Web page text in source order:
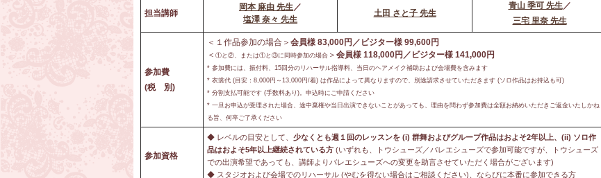
担当講師
岡本 麻由 先生／
塩澤 奈々 先生
土田 さと子 先生
青山 季可 先生／
三宅 里奈 先生
参加費
(税 別)
＜１作品参加の場合＞ 会員様 83,000円／ビジター様 99,600円
＜ ①と②、または①と③に同時参加の場合 ＞ 会員様 118,000円／ビジター様 141,000円
* 参加費には、振付料、15回分のリハーサル指導料、当日のヘアメイク補助および会場費を含みます
* 衣裳代 (目安：8,000円～13,000円/着) は作品によって異なりますので、別途請求させていただきます (ソロ作品はお持込も可)
* 分割支払可能です (手数料あり)。申込時にご申請ください
* 一旦お申込が受理された場合、途中棄権や当日出演できないことがあっても、理由を問わず参加費は全額お納めいただきご返金いたしかね
る旨、何卒ご了承ください
参加資格
◆ レベルの目安として、 少なくとも週１回のレッスンを (i) 群舞およびグループ作品はおよそ2年以上、(ii) ソロ作
品はおよそ5年以上継続されている方 (いずれも、トウシューズ／バレエシューズで参加可能ですが、トウシューズ
での出演希望であっても、講師よりバレエシューズへの変更を助言させていただく場合がございます)
◆ スタジオおよび会場でのリハーサル (やむを得ない場合はご相談ください)、ならびに本番に参加できる方